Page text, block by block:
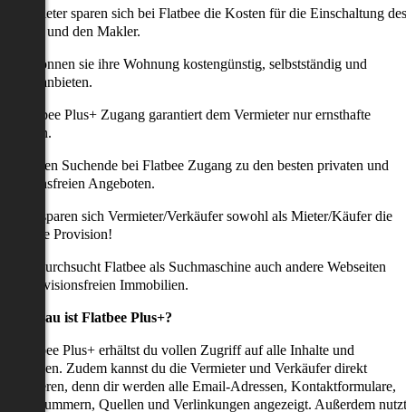
Anbieter sparen sich bei Flatbee die Kosten für die Einschaltung des
und den Makler.
können sie ihre Wohnung kostengünstig, selbstständig und
anbieten.
Flatbee Plus+ Zugang garantiert dem Vermieter nur ernsthafte
erhalten Suchende bei Flatbee Zugang zu den besten privaten und
Angeboten.
uns sparen sich Vermieter/Verkäufer sowohl als Mieter/Käufer die
Provision!
durchsucht Flatbee als Suchmaschine auch andere Webseiten
provisionsfreien Immobilien.
genau ist Flatbee Plus+?
Flatbee Plus+ erhältst du vollen Zugriff auf alle Inhalte und
Zudem kannst du die Vermieter und Verkäufer direkt
denn dir werden alle Email-Adressen, Kontaktformulare,
Quellen und Verlinkungen angezeigt. Außerdem nutzt